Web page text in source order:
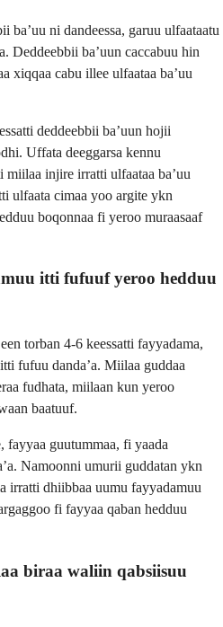
ba’uu ni dandeessa, garuu ulfaataatu
Deddeebbii ba’uun caccabuu hin
xiqqaa cabu illee ulfaataa ba’uu
deddeebbii ba’uun hojii
Uffata deeggarsa kennu
miilaa injire irratti ulfaataa ba’uu
ulfaata cimaa yoo argite ykn
boqonnaa fi yeroo muraasaaf
itti fufuuf yeroo hedduu
torban 4-6 keessatti fayyadama,
fufuu danda’a. Miilaa guddaa
fudhata, miilaan kun yeroo
baatuuf.
fayyaa guutummaa, fi yaada
Namoonni umurii guddatan ykn
irratti dhiibbaa uumu fayyadamuu
fi fayyaa qaban hedduu
biraa waliin qabsiisuu